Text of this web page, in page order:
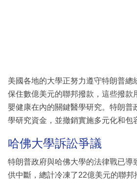
區
美國各地的大學正努力遵守特朗普總
保住數億美元的聯邦撥款，這些撥款
嬰健康在內的關鍵醫學研究。特朗普
學研究資金，並撤銷實施多元化和包
哈佛大學訴訟爭議
特朗普政府與哈佛大學的法律戰已導
供中斷，總計冷凍了22億美元的聯邦